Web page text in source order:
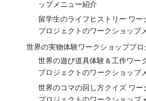
ップメニュー紹介
留学生のライフヒストリー ワー
プロジェクトのワークショップ
世界の実物体験ワークショッププロ
世界の遊び道具体験＆工作ワー
プロジェクトのワークショップ
世界のコマの回し方クイズ ワー
プロジェクトのワークショップ